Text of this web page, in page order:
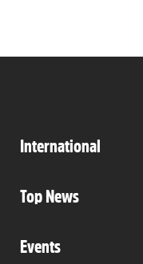
International
Top News
Events